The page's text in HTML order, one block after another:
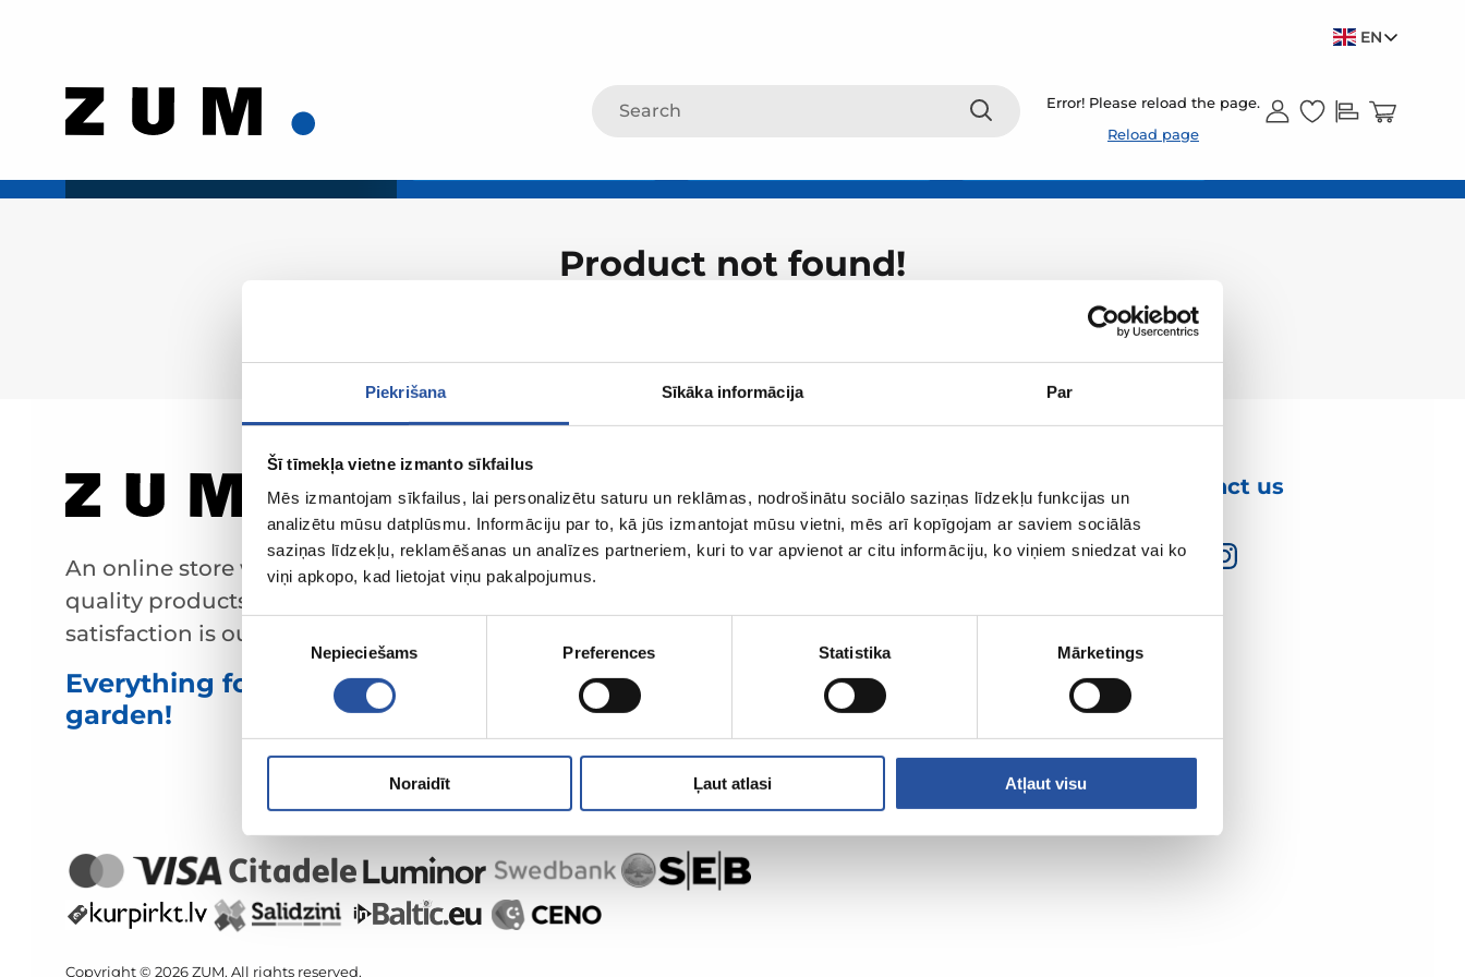
Piekrišana Sīkāka informācija Par
Šī tīmekļa vietne izmanto sīkfailus
Mēs izmantojam sīkfailus, lai personalizētu saturu un reklāmas, nodrošinātu sociālo saziņas līdzekļu funkcijas un
analizētu mūsu datplūsmu. Informāciju par to, kā jūs izmantojat mūsu vietni, mēs arī kopīgojam ar saviem sociālās
saziņas līdzekļu, reklamēšanas un analīzes partneriem, kuri to var apvienot ar citu informāciju, ko viņiem sniedzat vai ko
viņi apkopo, kad lietojat viņu pakalpojumus.
Nepieciešams Preferences Statistika Mārketings
Noraidīt Ļaut atlasi Atļaut visu
EN
Error! Please reload the page.
Reload page
Product not found!
An online store with great prices and
quality products, where customer
satisfaction is our main value.
Everything for your home and
garden!
About ZUM Shopping Contact us
Copyright © 2026 ZUM. All rights reserved.